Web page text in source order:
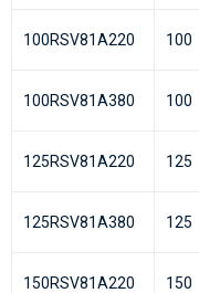
100RSV81А220 100
100RSV81А380 100
125RSV81А220 125
125RSV81А380 125
150RSV81А220 150